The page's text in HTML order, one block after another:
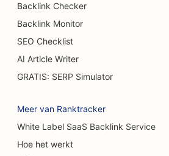
SEO voor taartenwinkels
SEO voor autodealers
SEO voor brandwondenchirurgen
SEO voor cafés
SEO voor tapijt- en vloerenwinkels
Backlink Checker
Backlink Monitor
SEO Checklist
AI Article Writer
GRATIS: SERP Simulator
Meer van Ranktracker
White Label SaaS Backlink Service
Hoe het werkt